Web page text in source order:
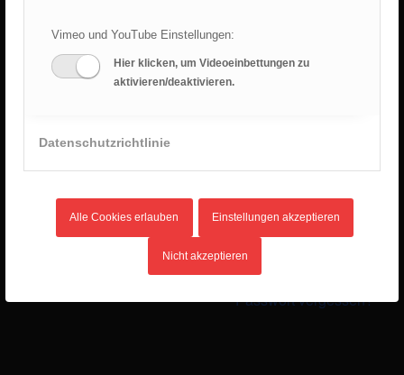
Vimeo und YouTube Einstellungen:
Hier klicken, um Videoeinbettungen zu
aktivieren/deaktivieren.
Datenschutzrichtlinie
Alle Cookies erlauben Einstellungen akzeptieren
Nicht akzeptieren
Benutzername
Passwort
Angemeldet bleiben
Passwort vergessen?